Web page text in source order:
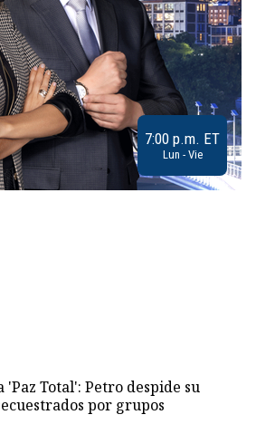
7:00 p.m. ET
Lun - Vie
'Paz Total': Petro despide su
por grupos